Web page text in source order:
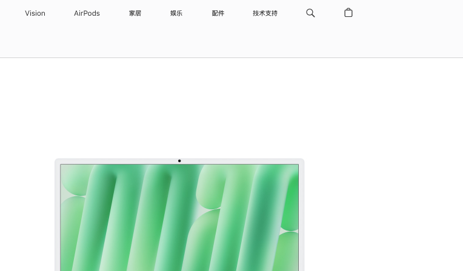
Vision AirPods 家居 娱乐 配件 技术支持